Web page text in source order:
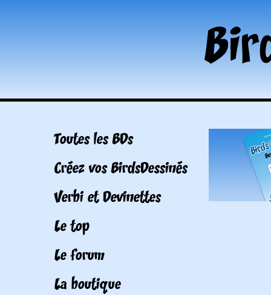
Toutes les BDs
Créez vos BirdsDessinés
Verbi et Devinettes
Le top
Le forum
La boutique